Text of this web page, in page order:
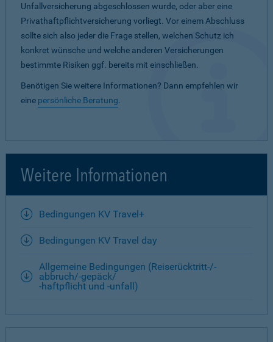
Unfallversicherung abgeschlossen wurde, oder aber eine
Privathaftpflichtversicherung vorliegt. Vor einem Abschluss
sollte sich also jeder die Frage stellen, welchen Schutz ich
konkret wünsche und welche anderen Versicherungen
bestimmte Risiken ggf. bereits mit einschließen.
Benötigen Sie weitere Informationen? Dann empfehlen wir
eine persönliche Beratung.
Weitere Informationen
Bedingungen KV Travel+
Bedingungen KV Travel day
Allgemeine Bedingungen (Reiserücktritt-/-
abbruch/-gepäck/
-haftpflicht und -unfall)